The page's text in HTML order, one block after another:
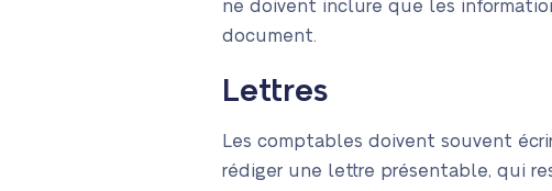
ne doivent inclure que les
document.
Lettres
Les comptables doivent souvent
rédiger une lettre présentable, qui